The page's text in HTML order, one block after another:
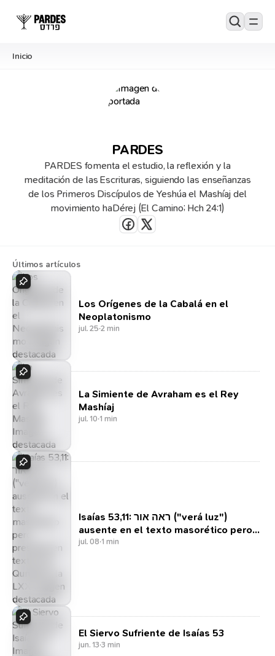
Inicio
PARDES
PARDES fomenta el estudio, la reflexión y la
meditación de las Escrituras, siguiendo las enseñanzas
de los Primeros Discípulos de Yeshúa el Mashíaj del
movimiento haDérej (El Camino; Hch 24:1)
Últimos artículos
Los Orígenes de la Cabalá en el
Neoplatonismo
jul. 25·2 min
La Simiente de Avraham es el Rey
Mashíaj
jul. 10·1 min
Isaías 53,11: ראה אור ("verá luz")
ausente en el texto masorético pero
presente en textos de Qumrán y la
jul. 08·1 min
El Siervo Sufriente de Isaías 53
jun. 13·3 min